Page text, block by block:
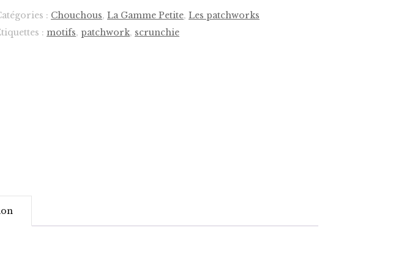
Petite
: Chouchous, La Gamme Petite, Les patchworks
: motifs, patchwork, scrunchie